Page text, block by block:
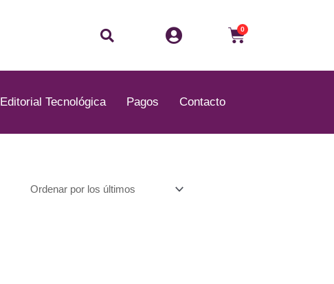
Buscar 0
Carrito
Editorial Tecnológica Pagos Contacto